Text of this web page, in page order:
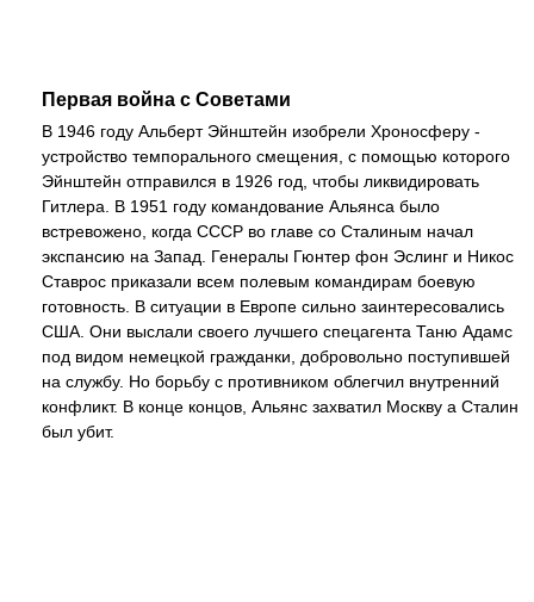
Первая война с Советами
В 1946 году Альберт Эйнштейн изобрели Хроносферу -
устройство темпорального смещения, с помощью которого
Эйнштейн отправился в 1926 год, чтобы ликвидировать
Гитлера. В 1951 году командование Альянса было
встревожено, когда СССР во главе со Сталиным начал
экспансию на Запад. Генералы Гюнтер фон Эслинг и Никос
Ставрос приказали всем полевым командирам боевую
готовность. В ситуации в Европе сильно заинтересовались
США. Они выслали своего лучшего спецагента Таню Адамс
под видом немецкой гражданки, добровольно поступившей
на службу. Но борьбу с противником облегчил внутренний
конфликт. В конце концов, Альянс захватил Москву а Сталин
был убит.